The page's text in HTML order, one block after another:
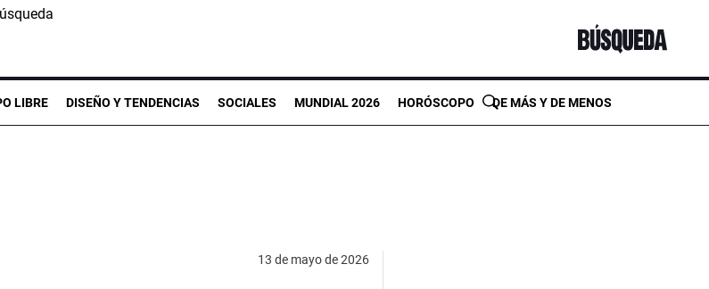
LIBRE DISEÑO Y TENDENCIAS SOCIALES MUNDIAL 2026 HORÓSCOPO DE MÁS Y DE MENOS
13 de mayo de 2026